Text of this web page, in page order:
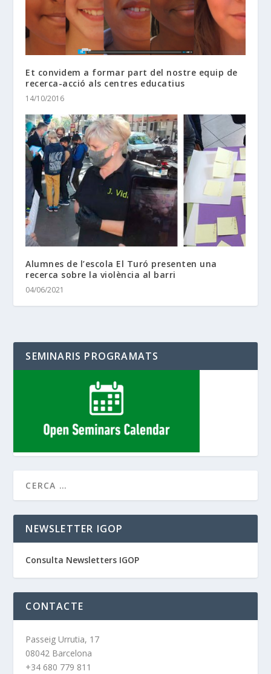
Et convidem a formar part del nostre equip de
recerca-acció als centres educatius
14/10/2016
Alumnes de l’escola El Turó presenten una
recerca sobre la violència al barri
04/06/2021
SEMINARIS PROGRAMATS
NEWSLETTER IGOP
Consulta Newsletters IGOP
CONTACTE
Passeig Urrutia, 17
08042 Barcelona
+34 680 779 811